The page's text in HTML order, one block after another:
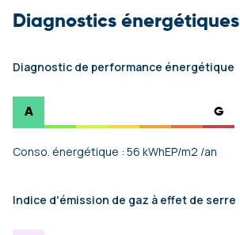
Diagnostics énergétiques
Diagnostic de performance énergétique
A G
Conso. énergétique : 56 kWhEP/m2 /an
Indice d'émission de gaz à effet de serre